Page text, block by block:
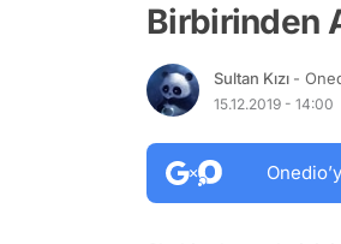
Birbirinden
Sultan Kızı -
15.12.2019 - 14:00